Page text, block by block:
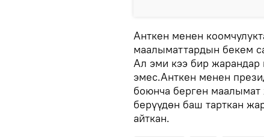
Анткен менен
маалыматтардын бекем
Ал эми кээ бир
эмес.Анткен менен
боюнча берген
берүүдөн баш тарткан
айткан.